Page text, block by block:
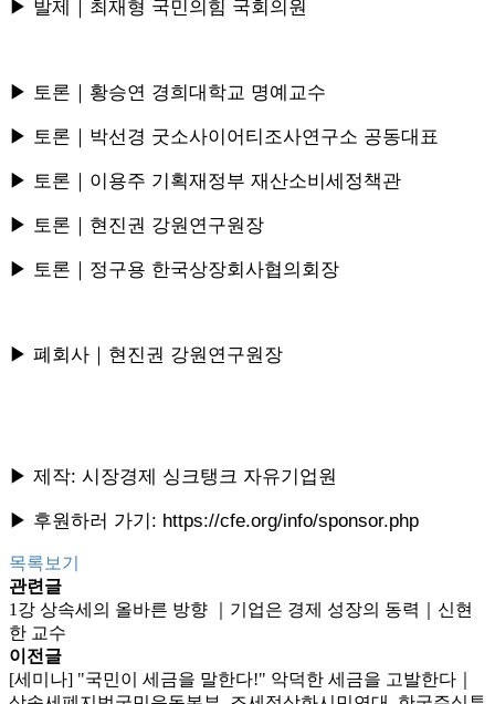
▶ 발제｜최재형 국민의힘 국회의원
▶ 토론｜황승연 경희대학교 명예교수
▶ 토론｜박선경 굿소사이어티조사연구소 공동대표
▶ 토론｜이용주 기획재정부 재산소비세정책관
▶ 토론｜현진권 강원연구원장
▶ 토론｜정구용 한국상장회사협의회장
▶ 폐회사｜현진권 강원연구원장
▶ 제작: 시장경제 싱크탱크 자유기업원
▶ 후원하러 가기: https://cfe.org/info/sponsor.php
목록보기
관련글
1강 상속세의 올바른 방향 ｜기업은 경제 성장의 동력｜신현
한 교수
이전글
[세미나] "국민이 세금을 말한다!" 악덕한 세금을 고발한다｜